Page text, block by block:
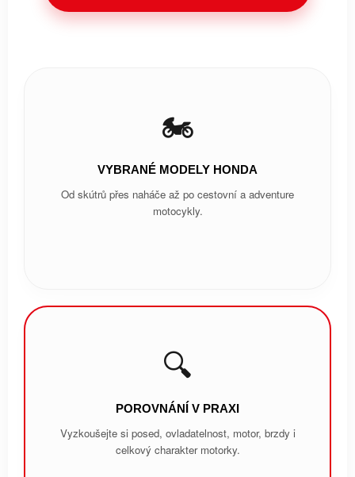
🏍️
VYBRANÉ MODELY HONDA
Od skútrů přes naháče až po cestovní a adventure
motocykly.
🔍
POROVNÁNÍ V PRAXI
Vyzkoušejte si posed, ovladatelnost, motor, brzdy i
celkový charakter motorky.